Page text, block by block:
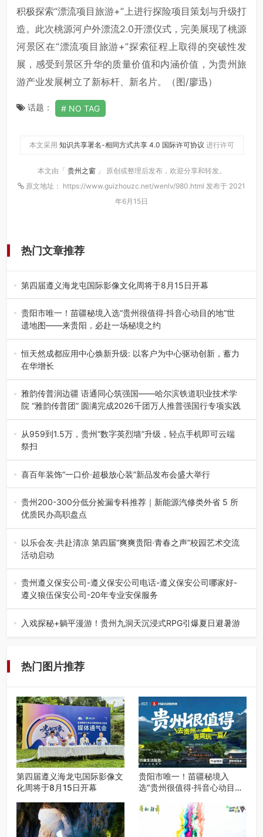
积极探索“漂流项目旅游+”上进行探险项目策划与升级打
造。此次桃源河户外漂流2.0开漂仪式，完美展现了桃源
河景区在“漂流项目旅游+”探索征程上取得的突破性发
展，感受到景区升华的质量价值和内涵价值，为贵州旅
游产业发展树立了新标杆、新名片。（图/廖迅）
话题： NO TAG
本文采用 知识共享署名-相同方式共享 4.0 国际许可协议 进行许可
本文由「 贵州之窗 」 原创或整理后发布，欢迎分享和转发。
原文地址： https://www.guizhouzc.net/wenlv/980.html 发布于 2021
年6月15日
热门文章推荐
第四届遵义海龙屯国际影像文化周将于8月15日开幕
8月7日，第四届遵义海龙屯国际影像文化周媒体通气会在世
界文化遗产地海龙屯核心景区…
贵阳市唯一！苗疆秘境入选“贵州很值得·抖音心动目的地”世
遗地图——来贵阳，必赴一场秘境之约
2026年7月21日，2026年“贵州很值得”暨抖音“心动目的
地”（贵州站）主题…
恒天然成都应用中心焕新升级: 以客户为中心驱动创新，蓄力
在华增长
融合全球研发实力与本土洞察，深化客户共创，赋能西南市
场创新发展 （7月27日，成…
雅韵传普润边疆 语通同心筑强国——哈尔滨铁道职业技术学
院 “雅韵传普团” 圆满完成2026千团万人推普强国行专项实践
为扎实推进2026“千团万人推普强国行”大学生暑期社会实
践，牢牢紧扣 “雅韵传普…
从959到1.5万，贵州“数字英烈墙”升级，轻点手机即可云端
祭扫
八一建军节到来之际，由贵州省退役军人事务厅指导，贵阳
市退役军人事务局联合贵州广电…
喜百年装饰“一口价·超极放心装”新品发布会盛大举行
2026年7月31日，喜百年装饰“一口价·超极放心装”新品发布
会在贵阳隆重举行。…
贵州200-300分低分捡漏专科推荐｜新能源汽修类外省 5 所
优质民办高职盘点
在贵州省高考志愿填报体系中，200至300分数段考生可选择
的省内工科、新能源汽车…
以乐会友·共赴清凉 第四届“爽爽贵阳·青春之声”校园艺术交流
活动启动
七月的贵阳，清风送爽，第四届“爽爽贵阳·青春之声”校园管
弦乐（合唱）艺术交流活动…
贵州遵义保安公司-遵义保安公司电话-遵义保安公司哪家好-
遵义狼伍保安公司-20年专业安保服务
在遵义，不管是企业园区运营、小区物业管理、建筑工地施
工、商业商场经营，还是举办各…
入戏探秘+躺平漫游！贵州九洞天沉浸式RPG引爆夏日避暑游
热门图片推荐
第四届遵义海龙屯国际影像文
化周将于8月15日开幕
贵阳市唯一！苗疆秘境入
选“贵州很值得·抖音心动目的
赴一场秘境之约